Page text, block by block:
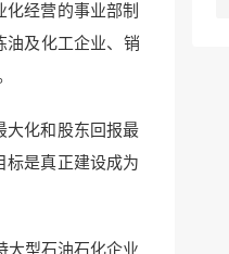
经营的事业部制
油及化工企业、销
大化和股东回报最
标是真正建设成为
大型石油石化企业